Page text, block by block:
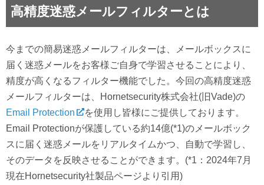
高精度迷惑メールフィルターとは
今までの簡易迷惑メールフィルターは、メールボックスに
届く迷惑メールをお客様ご自身で学習させることにより、
精度が高くなるフィルター機能でした。今回の高精度迷惑
メールフィルターは、Hornetsecurity株式会社(旧Vade)の
Email Protection
を使用し皆様にご提供しております。
Email Protectionが保護している約14億(*1)のメールボック
スに届く迷惑メールをリアルタイムかつ、自動で学習し、
そのデータを反映させることができます。(*1：2024年7月
現在Hornetsecurity社製品ページより引用)